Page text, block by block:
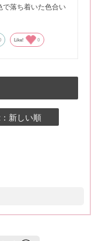
で落ち着いた色合い
Like! 0
新しい順